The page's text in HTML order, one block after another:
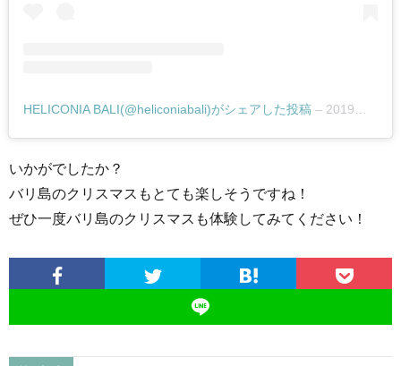
HELICONIA BALI(@heliconiabali)がシェアした投稿 – 2019年12月月12日午後6時43分PST
いかがでしたか？
バリ島のクリスマスもとても楽しそうですね！
ぜひ一度バリ島のクリスマスも体験してみてください！